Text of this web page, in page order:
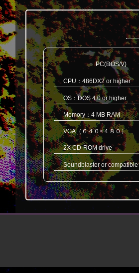
PC(DOS/V)
CPU：486DX2 or higher
OS：DOS 4.0 or higher
Memory：4 MB RAM
VGA（６４０×４８０）
2X CD-ROM drive
Soundblaster or compatible